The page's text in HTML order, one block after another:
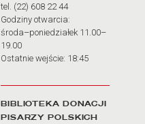
tel. (22) 608 22 44
Godziny otwarcia:
środa–poniedziałek 11.00–
19.00
Ostatnie wejście: 18:45
BIBLIOTEKA DONACJI
PISARZY POLSKICH